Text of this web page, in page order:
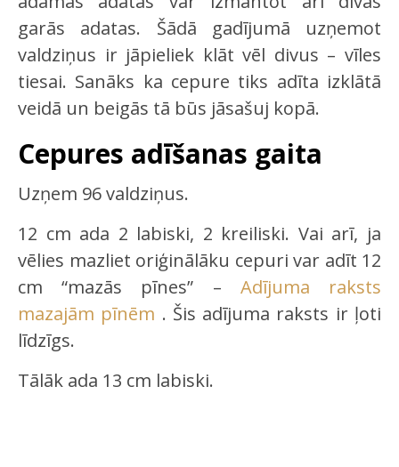
garās adatas. Šādā gadījumā uzņemot
valdziņus ir jāpieliek klāt vēl divus – vīles
tiesai. Sanāks ka cepure tiks adīta izklātā
veidā un beigās tā būs jāsašuj kopā.
Cepures adīšanas gaita
Uzņem 96 valdziņus.
12 cm ada 2 labiski, 2 kreiliski. Vai arī, ja
vēlies mazliet oriģinālāku cepuri var adīt 12
cm “mazās pīnes” – Adījuma raksts
mazajām pīnēm . Šis adījuma raksts ir ļoti
līdzīgs.
Tālāk ada 13 cm labiski.